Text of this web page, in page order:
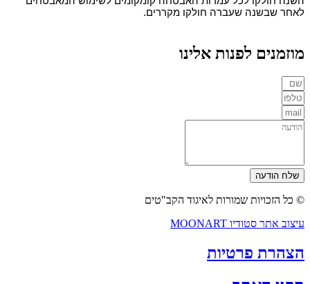
לאחר שבשנה שעברה חולקו מקררים.
מוזמנים לפנות אלינו
שלח הודעה
© כל הזכויות שמורות לאיגוד הקב"טים
עיצוב אתר סטודיו MOONART
הצהרת פרטיות